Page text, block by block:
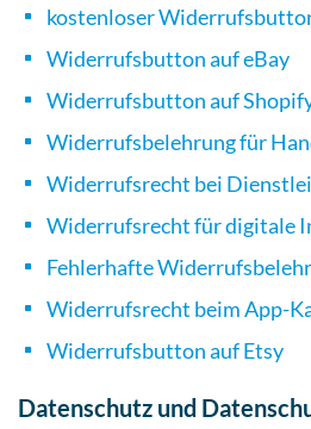
kostenloser
Widerrufsbutton auf eBay
Widerrufsbutton auf
Widerrufsbelehrung für
Widerrufsrecht bei
Widerrufsrecht für digitale
Fehlerhafte
Widerrufsrecht beim App-
Widerrufsbutton auf Etsy
Datenschutz und